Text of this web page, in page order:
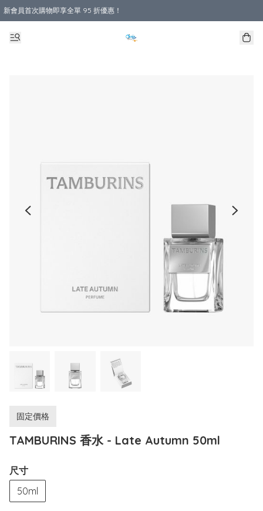
新會員首次購物即享全單 95 折優惠！
購物滿 HKD 800.00即享免運費優惠！（適用於 本地送貨、本地取貨 )
固定價格
TAMBURINS 香水 - Late Autumn 50ml
尺寸
50ml